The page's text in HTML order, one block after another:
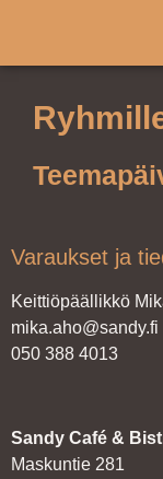
Varaukset ja
Keittiöpäällikkö
mika.aho@sandy.fi
050 388 4013
Sandy Café &
Maskuntie 281